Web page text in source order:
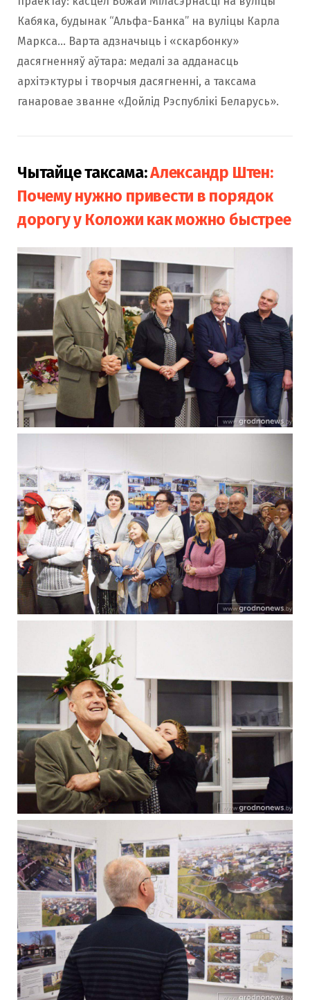
Кабяка, будынак “Альфа-Банка” на вуліцы Карла
Маркса… Варта адзначыць і «скарбонку»
дасягненняў аўтара: медалі за адданасць
архітэктуры і творчыя дасягненні, а таксама
ганаровае званне «Дойлід Рэспублікі Беларусь».
Чытайце таксама:Александр Штен:
Почему нужно привести в порядок
дорогу у Коложи как можно быстрее